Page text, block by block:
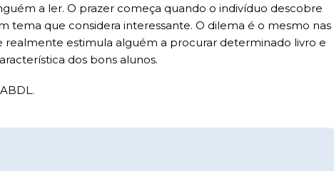
a ler. O prazer começa quando o indivíduo descobre
tema que considera interessante. O dilema é o mesmo nas
realmente estimula alguém a procurar determinado livro e
dos bons alunos.